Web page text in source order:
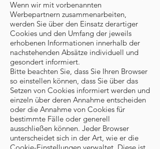
Wenn wir mit vorbenannten
Werbepartnern zusammenarbeiten,
werden Sie über den Einsatz derartiger
Cookies und den Umfang der jeweils
erhobenen Informationen innerhalb der
nachstehenden Absätze individuell und
gesondert informiert.
Bitte beachten Sie, dass Sie Ihren Browser
so einstellen können, dass Sie über das
Setzen von Cookies informiert werden und
einzeln über deren Annahme entscheiden
oder die Annahme von Cookies für
bestimmte Fälle oder generell
ausschließen können. Jeder Browser
unterscheidet sich in der Art, wie er die